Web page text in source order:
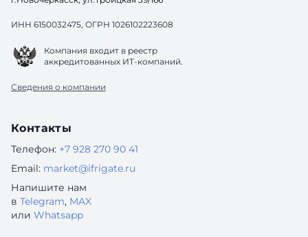
ИНН 6150032475, ОГРН 1026102223608
Компания входит в реестр
аккредитованных ИТ-компаний.
Сведения о компании
Контакты
Телефон: +7 928 270 90 41
Email: market@ifrigate.ru
Напишите нам
в Telegram, MAX
или Whatsapp